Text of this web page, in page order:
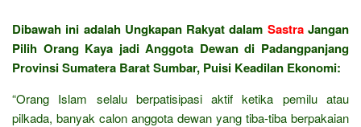
Dibawah ini adalah Ungkapan Rakyat dalam SastraJangan
Pilih Orang Kaya jadi Anggota Dewan di Padangpanjang
Provinsi Sumatera Barat Sumbar, Puisi Keadilan Ekonomi:
“Orang Islam selalu berpatisipasi aktif ketika pemilu atau
pilkada, banyak calon anggota dewan yang tiba-tiba berpakaian